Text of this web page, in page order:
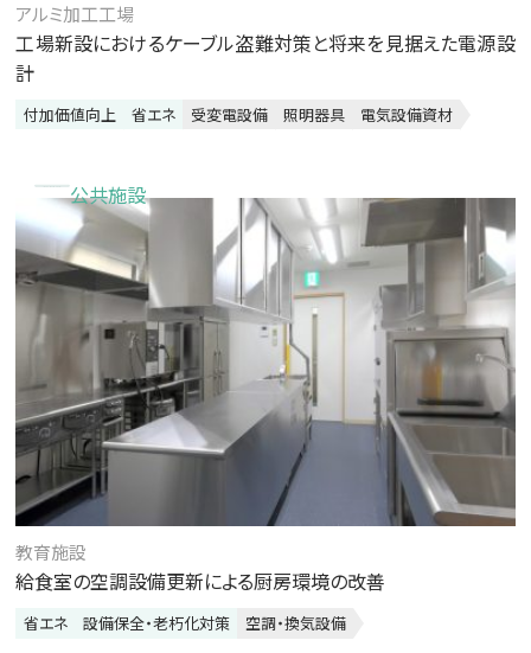
アルミ加工工場
工場新設におけるケーブル盗難対策と将来を見据えた電源設
計
付加価値向上 省エネ 受変電設備 照明器具 電気設備資材
公共施設
教育施設
給食室の空調設備更新による厨房環境の改善
省エネ 設備保全・老朽化対策 空調・換気設備